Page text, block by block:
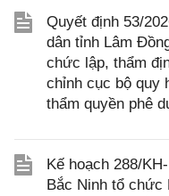
Quyết định 53/
dân tỉnh Lâm
chức lập, thẩm
chỉnh cục bộ quy
thẩm quyền phê
Kế hoạch 288/
Bắc Ninh tổ chức